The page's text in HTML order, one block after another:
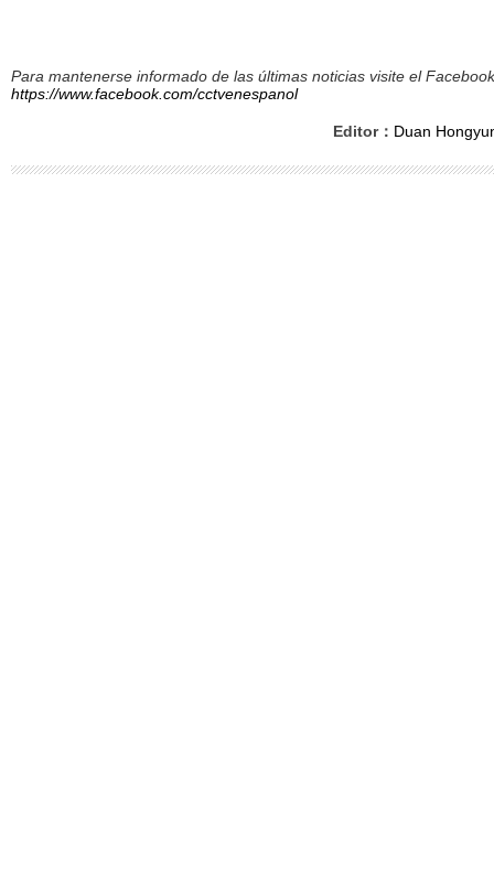
Para mantenerse informado de las últimas noticias visite el
https://www.facebook.com/cctvenespanol
Editor： Duan